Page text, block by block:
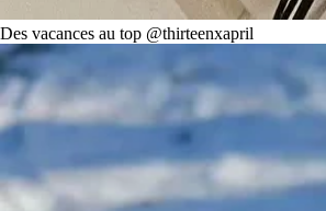
Des vacances au top @thirteenxapril